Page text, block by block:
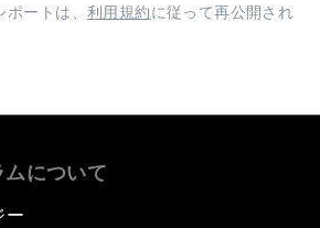
ートは、 利用規約に従って再公開され
について
ー